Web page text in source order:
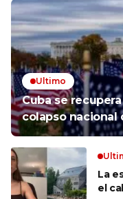
Ultimo
Cuba se
colapso nacional
La
el